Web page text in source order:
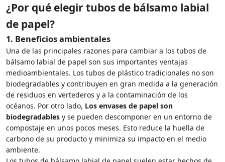
¿Por qué elegir tubos de bálsamo labial
de papel?
1. Beneficios ambientales
Una de las principales razones para cambiar a los tubos de
bálsamo labial de papel son sus importantes ventajas
medioambientales. Los tubos de plástico tradicionales no son
biodegradables y contribuyen en gran medida a la generación
de residuos en vertederos y a la contaminación de los
océanos. Por otro lado, Los envases de papel son
biodegradables y se pueden descomponer en un entorno de
compostaje en unos pocos meses. Esto reduce la huella de
carbono de su producto y minimiza su impacto en el medio
ambiente.